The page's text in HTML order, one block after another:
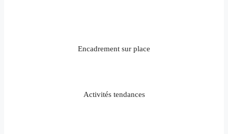
Encadrement sur place
Activités tendances